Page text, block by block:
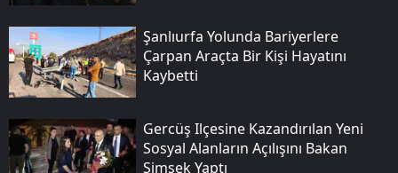
Şanlıurfa Yolunda Bariyerlere
Çarpan Araçta Bir Kişi Hayatını
Kaybetti
Gercüş Ilçesine Kazandırılan Yeni
Sosyal Alanların Açılışını Bakan
Şimşek Yaptı